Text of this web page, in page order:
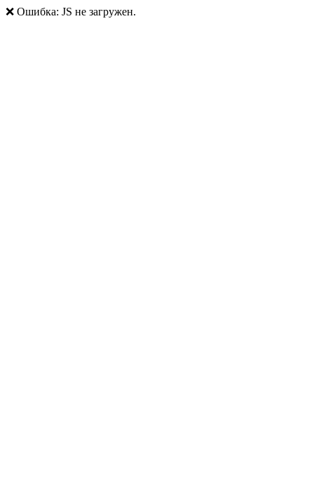
❌ Ошибка: JS не загружен.